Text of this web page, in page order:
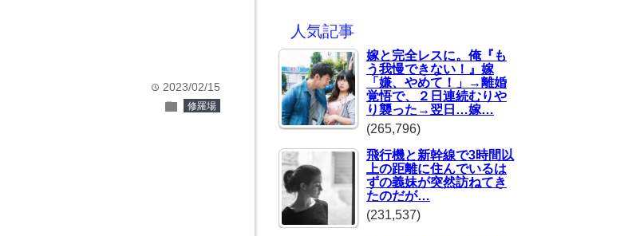
time 2023/02/15
folder 修羅場
人気記事
嫁と完全レスに。俺『も
う我慢できない！』嫁
「嫌、やめて！」→離婚
覚悟で、２日連続むりや
り襲った→翌日…嫁…
(265,796)
飛行機と新幹線で3時間以
上の距離に住んでいるは
ずの義妹が突然訪ねてき
たのだが…
(231,537)